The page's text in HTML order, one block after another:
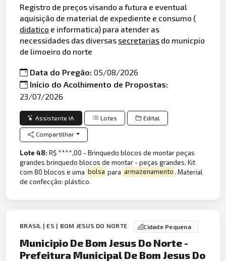
Registro de preços visando a futura e eventual
aquisição de material de expediente e consumo (
didatico e informatica) para atender as
necessidades das diversas secretarias do municpio
de limoeiro do norte
Data do Pregão:05/08/2026
Início do Acolhimento de Propostas:
23/07/2026
Assistente IA Lotes Edital
Compartilhar
Lote 48:R$ ****,00 - Brinquedo blocos de montar peças
grandes brinquedo blocos de montar - peças grandes. Kit
com 80 blocos e uma bolsa para armazenamento. Material
de confecção: plástico.
BRASIL | ES | BOM JESUS DO NORTE Cidade Pequena
Municipio De Bom Jesus Do Norte -
Prefeitura Municipal De Bom Jesus Do